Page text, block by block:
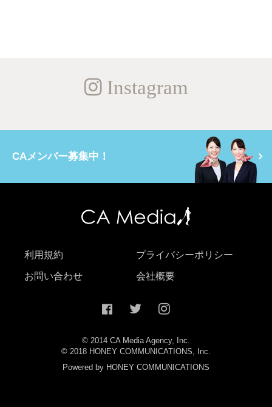
Instagram
CAメンバー募集中！
利用規約 プライバシーポリシー
お問い合わせ 会社概要
© 2014 CA Media Agency, Inc.
© 2018 HONEY COMMUNICATIONS, Inc.
Powered by HONEY COMMUNICATIONS